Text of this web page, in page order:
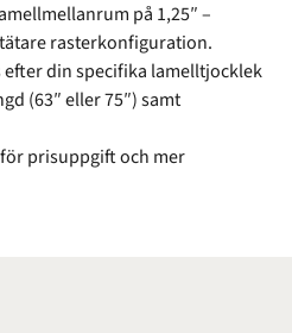
på 1,25″ –
rasterkonfiguration.
din specifika lamelltjocklek
(63″ eller 75″) samt
prisuppgift och mer